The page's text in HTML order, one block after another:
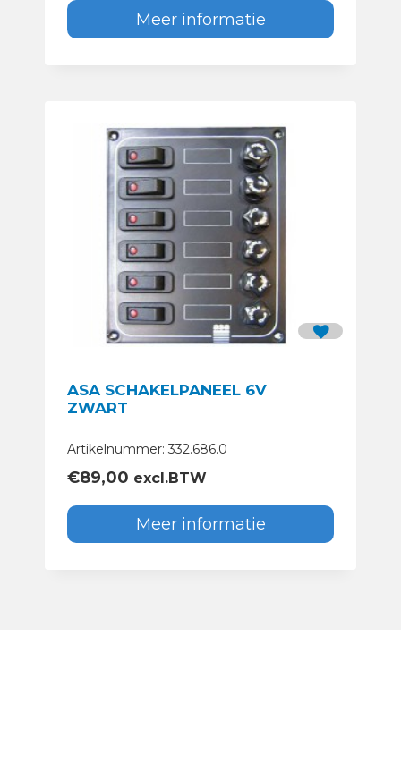
Meer informatie
ASA SCHAKELPANEEL 6V
ZWART
Artikelnummer: 332.686.0
€89,00 excl.BTW
Meer informatie